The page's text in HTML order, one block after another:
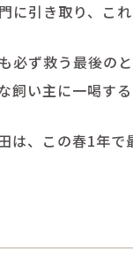
に引き取り、こ
必ず救う最後の
飼い主に一喝す
は、この春1年